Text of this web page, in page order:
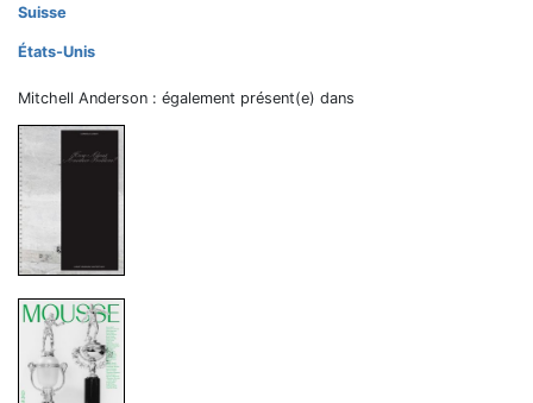
Suisse
États-Unis
Mitchell Anderson : également présent(e) dans